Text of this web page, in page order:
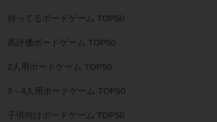
持ってるボードゲーム TOP50
高評価ボードゲーム TOP50
2人用ボードゲーム TOP50
3～4人用ボードゲーム TOP50
子供向けボードゲーム TOP50